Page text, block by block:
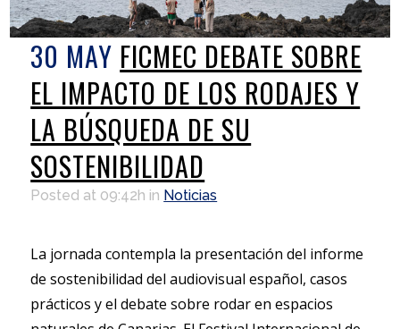
30 MAY FICMEC DEBATE SOBRE
EL IMPACTO DE LOS RODAJES Y
LA BÚSQUEDA DE SU
SOSTENIBILIDAD
Posted at 09:42h in Noticias
La jornada contempla la presentación del informe
de sostenibilidad del audiovisual español, casos
prácticos y el debate sobre rodar en espacios